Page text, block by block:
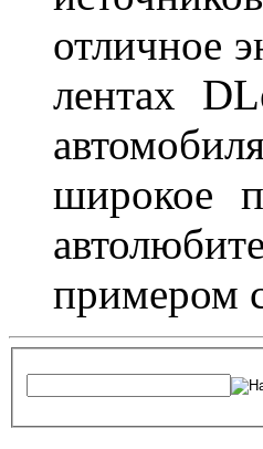
отличное
лентах
широкое
примером